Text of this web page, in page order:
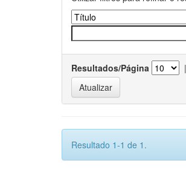
Resultados/Página |
Resultado 1-1 de 1.